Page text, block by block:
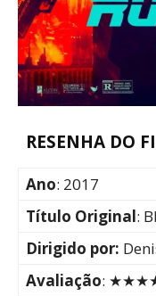
RESENHA DO
Ano: 2017
Título Original:
Dirigido por:
Avaliação: